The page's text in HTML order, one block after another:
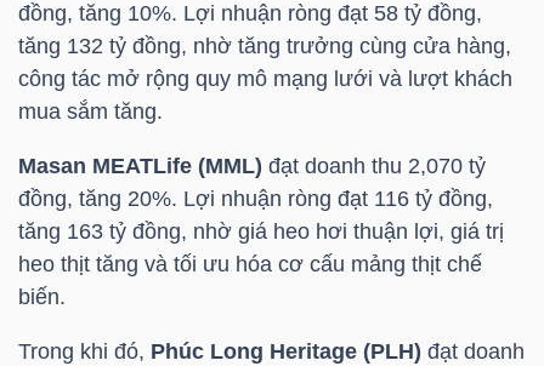
đồng, tăng 10%. Lợi nhuận ròng đạt 58 tỷ đồng,
tăng 132 tỷ đồng, nhờ tăng trưởng cùng cửa hàng,
công tác mở rộng quy mô mạng lưới và lượt khách
mua sắm tăng.
Masan MEATLife (MML) đạt doanh thu 2,070 tỷ
đồng, tăng 20%. Lợi nhuận ròng đạt 116 tỷ đồng,
tăng 163 tỷ đồng, nhờ giá heo hơi thuận lợi, giá trị
heo thịt tăng và tối ưu hóa cơ cấu mảng thịt chế
biến.
Trong khi đó, Phúc Long Heritage (PLH) đạt doanh
XUẤT
DỮ
LIỆU
Ngành
(-)
VS-
SECTOR